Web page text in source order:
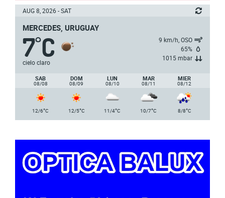
AUG 8, 2026 - SAT
MERCEDES, URUGUAY
7°C
cielo claro
9 km/h, OSO
65%
1015 mbar
SAB
08/08
DOM
08/09
LUN
08/10
MAR
08/11
MIER
08/12
12/6°C 12/5°C 11/4°C 10/7°C 8/8°C